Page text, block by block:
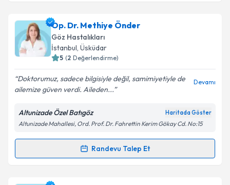
Takvim Talebini Gönder
Op. Dr. Habibe Topuziçin randevu takvimi talebi
oluşturun. Size bu uzmandan randevu almanız için bir
takvim hazırlandığında e-posta ile bilgilendireceğiz.
Kişisel verilerimin işlenmesine ilişkin
Aydınlatma
Metni'ni okudum ve kişisel verilerimin belirtilen
kapsamda işlenmesini kabul ediyorum.
Op. Dr. Methiye Önder
Göz Hastalıkları
İstanbul, Üsküdar
5 (2 Değerlendirme)
Doktorumuz, sadece bilgisiyle değil, samimiyetiyle de
ailemize güven verdi. Aileden...
Devamı
Altunizade Özel Batıgöz Haritada Göster
Altunizade Mahallesi, Ord. Prof. Dr. Fahrettin Kerim Gökay Cd. No:15
Randevu Talep Et
Randevu Takvimi Talebi